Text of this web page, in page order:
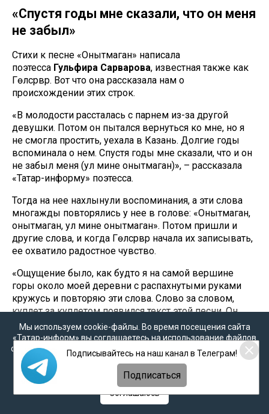
«Спустя годы мне сказали, что он меня
не забыл»
Стихи к песне «Онытмаган» написала
поэтесса Гульфира Сарварова, известная также как
Гөлсәрвәр. Вот что она рассказала нам о
происхождении этих строк.
«В молодости рассталась с парнем из-за другой
девушки. Потом он пытался вернуться ко мне, но я
не смогла простить, уехала в Казань. Долгие годы
вспоминала о нем. Спустя годы мне сказали, что и он
не забыл меня (ул мине онытмаган)», – рассказала
«Татар-информу» поэтесса.
Тогда на нее нахлынули воспоминания, а эти слова
многажды повторялись у нее в голове: «Онытмаган,
онытмаган, ул мине онытмаган». Потом пришли и
другие слова, и когда Гөлсәрвәр начала их записывать,
ее охватило радостное чувство.
«Ощущение было, как будто я на самой вершине
горы около моей деревни с распахнутыми руками
кружусь и повторяю эти слова. Слово за словом,
куплет за куплетом появился текст этой песни. Он
был написан за очень короткое время, буквально за
вечер, очень искренне и от души», – рассказала
Гөлсәрвәр.
Когда эти стихи увидел Усманов, он написал для них
музыку – специально для голоса Азгамовой.
«Популярность песни в том, что Оскар Усманов
Мы используем cookie-файлы. Во время посещения сайта
«Татар-информ» вы соглашаетесь на использование файлов
cookie в соответствии с настоящим уведомлением, согласием
наобработку персональных данных,Политикой о
персональных данных
Политикой конфиденциальности
Соглашаюсь
Подписывайтесь на наш канал в Телеграм!
Подписаться